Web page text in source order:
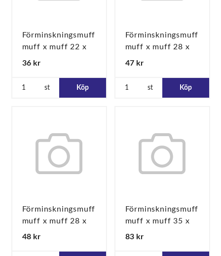
Förminskningsmuff
muff x muff 22 x
15
36 kr
st Köp
Förminskningsmuff
muff x muff 28 x
15
47 kr
st Köp
Förminskningsmuff
muff x muff 28 x
22
48 kr
Förminskningsmuff
muff x muff 35 x
28
83 kr